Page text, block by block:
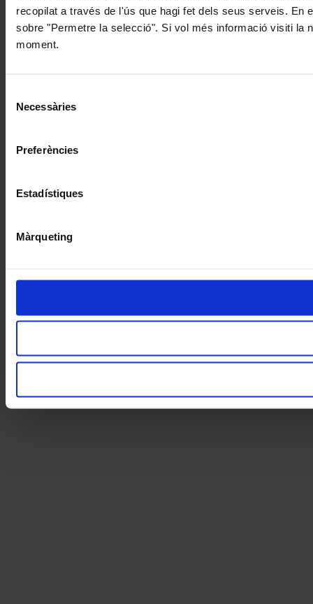
recopilat a través de l'ús que hagi fet dels seus serveis. En
sobre "Permetre la selecció". Si vol més informació visiti la
moment.
Necessàries
Preferències
Estadístiques
Màrqueting